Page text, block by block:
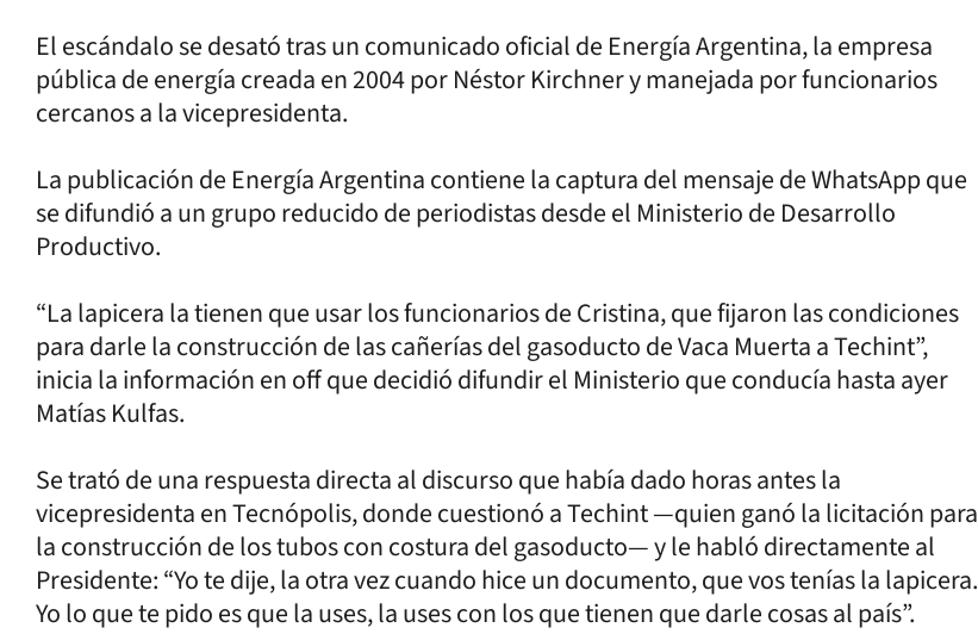
El escándalo se desató tras un comunicado oficial de Energía Argentina, la empresa
pública de energía creada en 2004 por Néstor Kirchner y manejada por funcionarios
cercanos a la vicepresidenta.
La publicación de Energía Argentina contiene la captura del mensaje de WhatsApp que
se difundió a un grupo reducido de periodistas desde el Ministerio de Desarrollo
Productivo.
“La lapicera la tienen que usar los funcionarios de Cristina, que fijaron las condiciones
para darle la construcción de las cañerías del gasoducto de Vaca Muerta a Techint”,
inicia la información en off que decidió difundir el Ministerio que conducía hasta ayer
Matías Kulfas.
Se trató de una respuesta directa al discurso que había dado horas antes la
vicepresidenta en Tecnópolis, donde cuestionó a Techint —quien ganó la licitación para
la construcción de los tubos con costura del gasoducto— y le habló directamente al
Presidente: “Yo te dije, la otra vez cuando hice un documento, que vos tenías la lapicera.
Yo lo que te pido es que la uses, la uses con los que tienen que darle cosas al país”.